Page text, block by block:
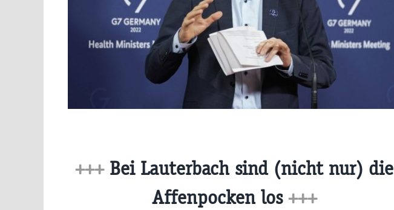
+++Bei Lauterbach sind (nicht nur) die
Affenpocken los +++